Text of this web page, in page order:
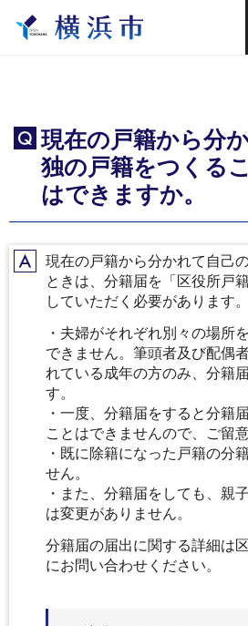
Q
現在の戸籍から分
独の戸籍をつくる
はできますか。
A現在の戸籍から分かれて自己
ときは、分籍届を「区役所戸
していただく必要があります。
・夫婦がそれぞれ別々の場所
できません。筆頭者及び配偶
れている成年の方のみ、分籍
す。
・一度、分籍届をすると分籍
ことはできませんので、ご留
・既に除籍になった戸籍の分
せん。
・また、分籍届をしても、親
は変更がありません。
分籍届の届出に関する詳細は
にお問い合わせください。